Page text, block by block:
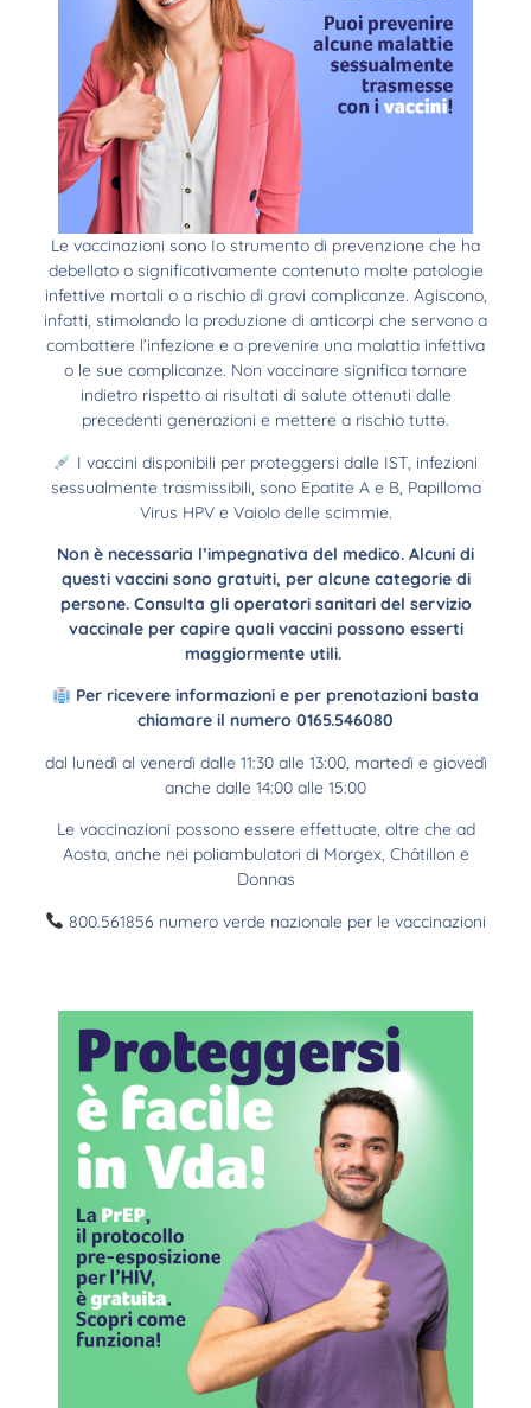
Le vaccinazioni sono Io strumento di prevenzione che ha
debellato o significativamente contenuto molte patologie
infettive mortali o a rischio di gravi complicanze. Agiscono,
infatti, stimolando la produzione di anticorpi che servono a
combattere l’infezione e a prevenire una malattia infettiva
o le sue complicanze. Non vaccinare significa tornare
indietro rispetto ai risultati di salute ottenuti dalle
precedenti generazioni e mettere a rischio tuttə.
I vaccini disponibili per proteggersi dalle IST, infezioni
sessualmente trasmissibili, sono Epatite A e B, Papilloma
Virus HPV e Vaiolo delle scimmie.
Non è necessaria l’impegnativa del medico. Alcuni di
questi vaccini sono gratuiti, per alcune categorie di
persone. Consulta gli operatori sanitari del servizio
vaccinale per capire quali vaccini possono esserti
maggiormente utili.
Per ricevere informazioni e per prenotazioni basta
chiamare il numero 0165.546080
dal lunedì al venerdì dalle 11:30 alle 13:00, martedì e giovedì
anche dalle 14:00 alle 15:00
Le vaccinazioni possono essere effettuate, oltre che ad
Aosta, anche nei poliambulatori di Morgex, Châtillon e
Donnas
800.561856 numero verde nazionale per le vaccinazioni